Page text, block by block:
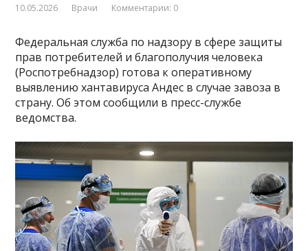
10.05.2026 Врачи Комментарии: 0
Федеральная служба по надзору в сфере защиты
прав потребителей и благополучия человека
(Роспотребнадзор) готова к оперативному
выявлению хантавируса Андес в случае завоза в
страну. Об этом сообщили в пресс-службе
ведомства.